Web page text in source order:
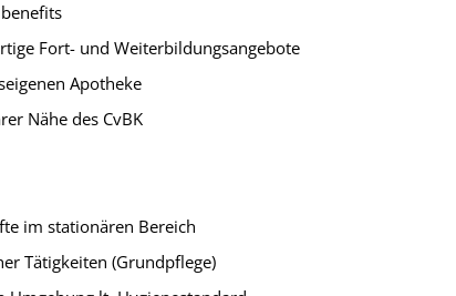
Fort- und Weiterbildungsangebote
Apotheke
Nähe des CvBK
im stationären Bereich
Tätigkeiten (Grundpflege)